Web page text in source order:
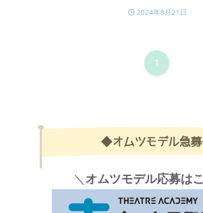
2024年8月21日
1
◆オムツモデル急
＼ オムツモデル応募は